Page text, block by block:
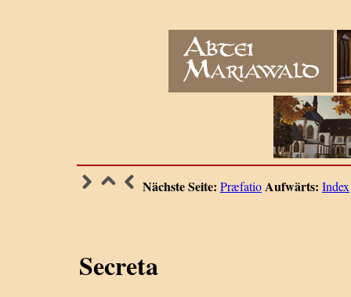
Nächste Seite: PræfatioAufwärts: Index
Secreta